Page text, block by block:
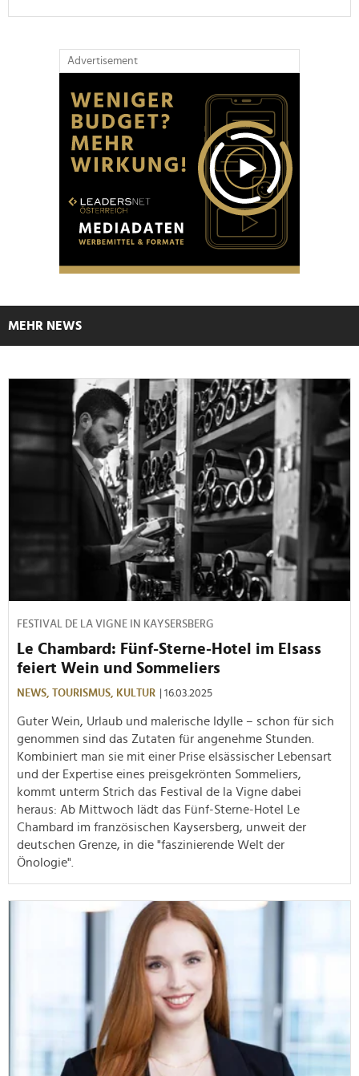
Advertisement
MEHR NEWS
FESTIVAL DE LA VIGNE IN KAYSERSBERG
Le Chambard: Fünf-Sterne-Hotel im Elsass
feiert Wein und Sommeliers
NEWS, TOURISMUS, KULTUR | 16.03.2025
Guter Wein, Urlaub und malerische Idylle – schon für sich
genommen sind das Zutaten für angenehme Stunden.
Kombiniert man sie mit einer Prise elsässischer Lebensart
und der Expertise eines preisgekrönten Sommeliers,
kommt unterm Strich das Festival de la Vigne dabei
heraus: Ab Mittwoch lädt das Fünf-Sterne-Hotel Le
Chambard im französischen Kaysersberg, unweit der
deutschen Grenze, in die "faszinierende Welt der
Önologie".